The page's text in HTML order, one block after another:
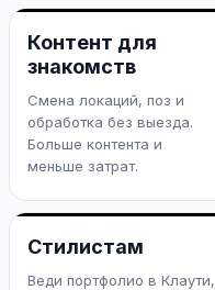
Контент для
знакомств
Смена локаций, поз и
обработка без выезда.
Больше контента и
меньше затрат.
Стилистам
Веди портфолио в Клаути,